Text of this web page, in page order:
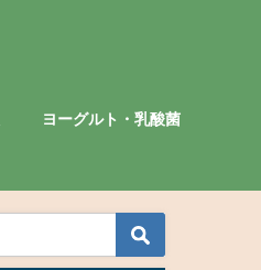
ヨーグルト・乳酸菌